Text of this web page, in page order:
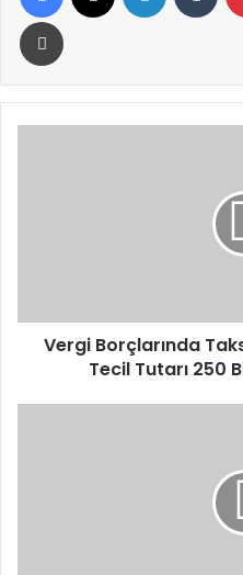
Yazdır
Bin
TL’yeVergi Borçlarında
Tecil Tutarı 250